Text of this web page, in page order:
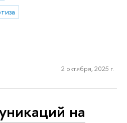
2 октября, 2025 г.
на